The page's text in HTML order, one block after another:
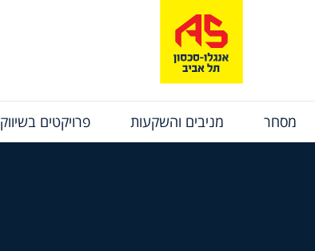
מסחר מניבים והשקעות פרויקטים בשיווק